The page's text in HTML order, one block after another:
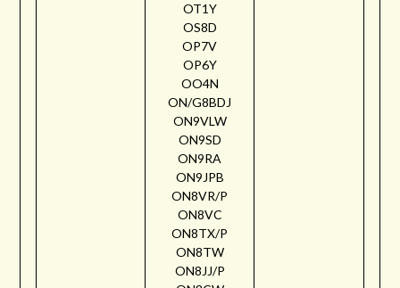
OT1Y
OS8D
OP7V
OP6Y
OO4N
ON/G8BDJ
ON9VLW
ON9SD
ON9RA
ON9JPB
ON8VR/P
ON8VC
ON8TX/P
ON8TW
ON8JJ/P